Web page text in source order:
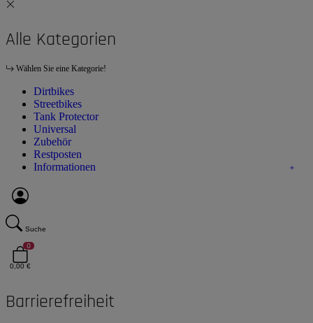
Alle Kategorien
Wählen Sie eine Kategorie!
Dirtbikes
Streetbikes
Tank Protector
Universal
Zubehör
Restposten
Informationen
Suche
0
0,00 €
Barrierefreiheit